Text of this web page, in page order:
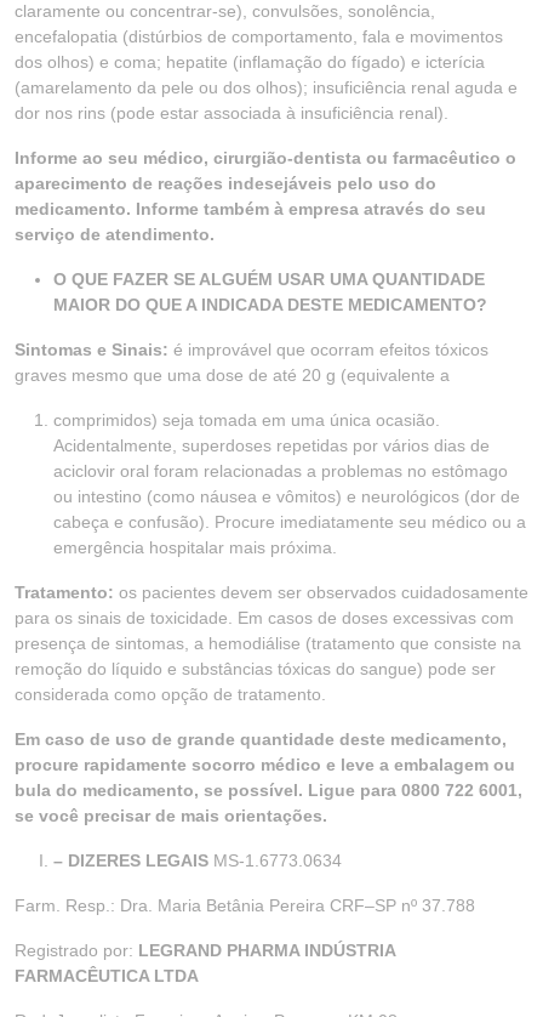
claramente ou concentrar-se), convulsões, sonolência,
encefalopatia (distúrbios de comportamento, fala e movimentos
dos olhos) e coma; hepatite (inflamação do fígado) e icterícia
(amarelamento da pele ou dos olhos); insuficiência renal aguda e
dor nos rins (pode estar associada à insuficiência renal).
Informe ao seu médico, cirurgião-dentista ou farmacêutico o
aparecimento de reações indesejáveis pelo uso do
medicamento. Informe também à empresa através do seu
serviço de atendimento.
O QUE FAZER SE ALGUÉM USAR UMA QUANTIDADE
MAIOR DO QUE A INDICADA DESTE MEDICAMENTO?
Sintomas e Sinais: é improvável que ocorram efeitos tóxicos
graves mesmo que uma dose de até 20 g (equivalente a
comprimidos) seja tomada em uma única ocasião.
Acidentalmente, superdoses repetidas por vários dias de
aciclovir oral foram relacionadas a problemas no estômago
ou intestino (como náusea e vômitos) e neurológicos (dor de
cabeça e confusão). Procure imediatamente seu médico ou a
emergência hospitalar mais próxima.
Tratamento: os pacientes devem ser observados cuidadosamente
para os sinais de toxicidade. Em casos de doses excessivas com
presença de sintomas, a hemodiálise (tratamento que consiste na
remoção do líquido e substâncias tóxicas do sangue) pode ser
considerada como opção de tratamento.
Em caso de uso de grande quantidade deste medicamento,
procure rapidamente socorro médico e leve a embalagem ou
bula do medicamento, se possível. Ligue para 0800 722 6001,
se você precisar de mais orientações.
– DIZERES LEGAIS MS-1.6773.0634
Farm. Resp.: Dra. Maria Betânia Pereira CRF–SP nº 37.788
Registrado por: LEGRAND PHARMA INDÚSTRIA
FARMACÊUTICA LTDA